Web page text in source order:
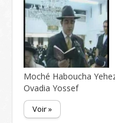
Moché Haboucha
Ovadia Yossef
Voir »